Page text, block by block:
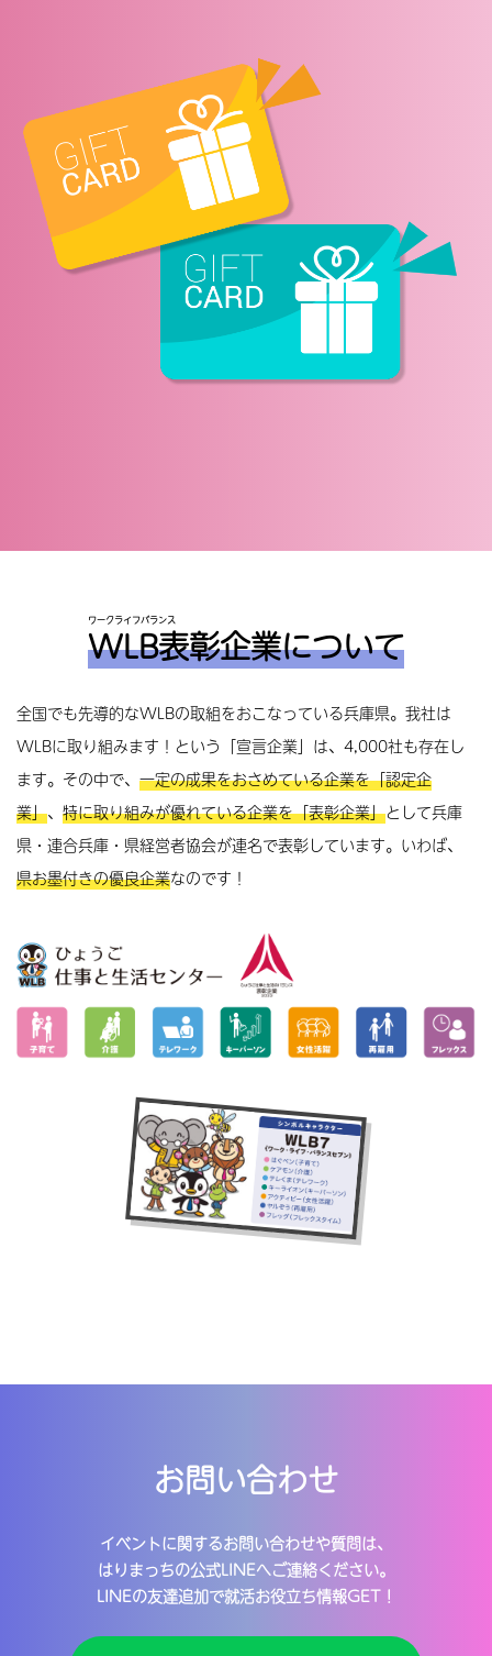
メーカー（鋼材）｜〔本社〕尼崎市
神鋼鋼線工業
兵庫から挑む大規模プロジェクト！
自社サイト
メーカー（ランドセル）｜〔本社〕たつの市
ランドセルでお子さまとそのご家族を笑顔に
自社サイト
但南建設
物流・倉庫｜〔本社〕神戸市
日東物流
人々の生活を支える港のお仕事です
自社サイト
メーカー（タイヤ）｜〔本社〕たつの市
日本ジャイアントタイヤ
当社は世界を動かす仕事です
自社サイト
IT・ソフトウェア｜〔本社〕神戸市
日本ビジネスデータープロセシングセンター
社内イベントやクラブ活動が豊富！
消費者の生活を彩る商品を扱うお仕事です！
WLB表彰企業について
ワークライフバランス
全国でも先導的なWLBの取組をおこなっている兵庫県。 我社は
WLBに取り組みます！という「宣言企業」は、4,000社も存在し
ます。 その中で、 一定の成果をおさめている企業を「認定企
業」、 特に取り組みが優れている企業を「表彰企業」として兵庫
県・連合兵庫・県経営者協会が連名で表彰しています。いわば、
県お墨付きの優良企業なのです！
お問い合わせ
イベントに関するお問い合わせや質問は、
はりまっちの公式LINEへご連絡ください。
LINEの友達追加で就活お役立ち情報GET！